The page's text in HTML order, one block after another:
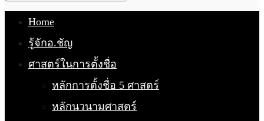
Home
รู้จักอ.ชัญ
ศาสตร์ในการตั้งชื่อ
หลักการตั้งชื่อ 5 ศาสตร์
หลักนวนามศาสตร์